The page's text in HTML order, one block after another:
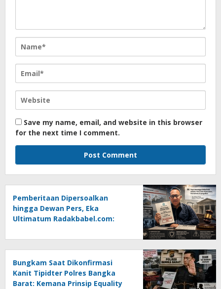
Save my name, email, and website in this browser
for the next time I comment.
Pemberitaan Dipersoalkan
hingga Dewan Pers, Eka
Ultimatum Radakbabel.com:
Tempuh Jalur Hukum
Bungkam Saat Dikonfirmasi
Kanit Tipidter Polres Bangka
Barat: Kemana Prinsip Equality